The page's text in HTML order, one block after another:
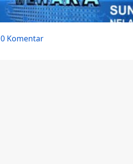
0 Komentar